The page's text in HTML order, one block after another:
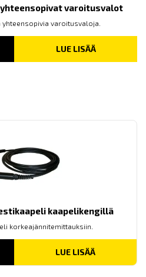
yhteensopivat varoitusvalot
yhteensopivia varoitusvaloja.
LUE LISÄÄ
kaapelikengillä
korkeajännitemittauksiin.
LUE LISÄÄ